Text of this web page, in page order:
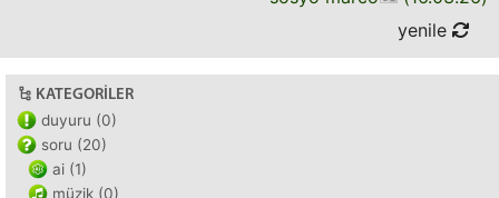
yenile
KATEGORILER
duyuru (0)
soru (20)
ai (1)
müzik (0)